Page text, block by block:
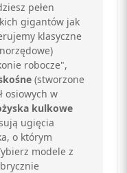
pełen
gigantów jak
klasyczne
robocze",
(stworzone
osiowych w
kulkowe
ugięcia
o którym
modele z